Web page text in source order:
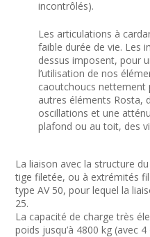
incontrôlés).
Les articulations à
faible durée de vie. Les
dessus imposent, pour
l’utilisation de nos
caoutchoucs nettement
autres éléments Rosta,
oscillations et une
plafond ou au toit, des
La liaison avec la structure
tige filetée, ou à extrémités
type AV 50, pour lequel la
25.
La capacité de charge très
poids jusqu’à 4800 kg (avec